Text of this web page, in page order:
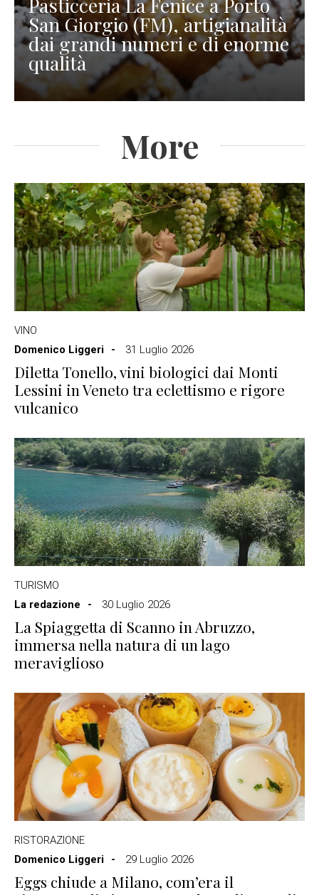
San Giorgio (FM), artigianalità
dai grandi numeri e di enorme
qualità
More
VINO
Domenico Liggeri
31 Luglio 2026
Diletta Tonello, vini biologici dai Monti
Lessini in Veneto tra eclettismo e rigore
vulcanico
TURISMO
La redazione
30 Luglio 2026
La Spiaggetta di Scanno in Abruzzo,
immersa nella natura di un lago
meraviglioso
RISTORAZIONE
Domenico Liggeri
29 Luglio 2026
Eggs chiude a Milano, com’era il